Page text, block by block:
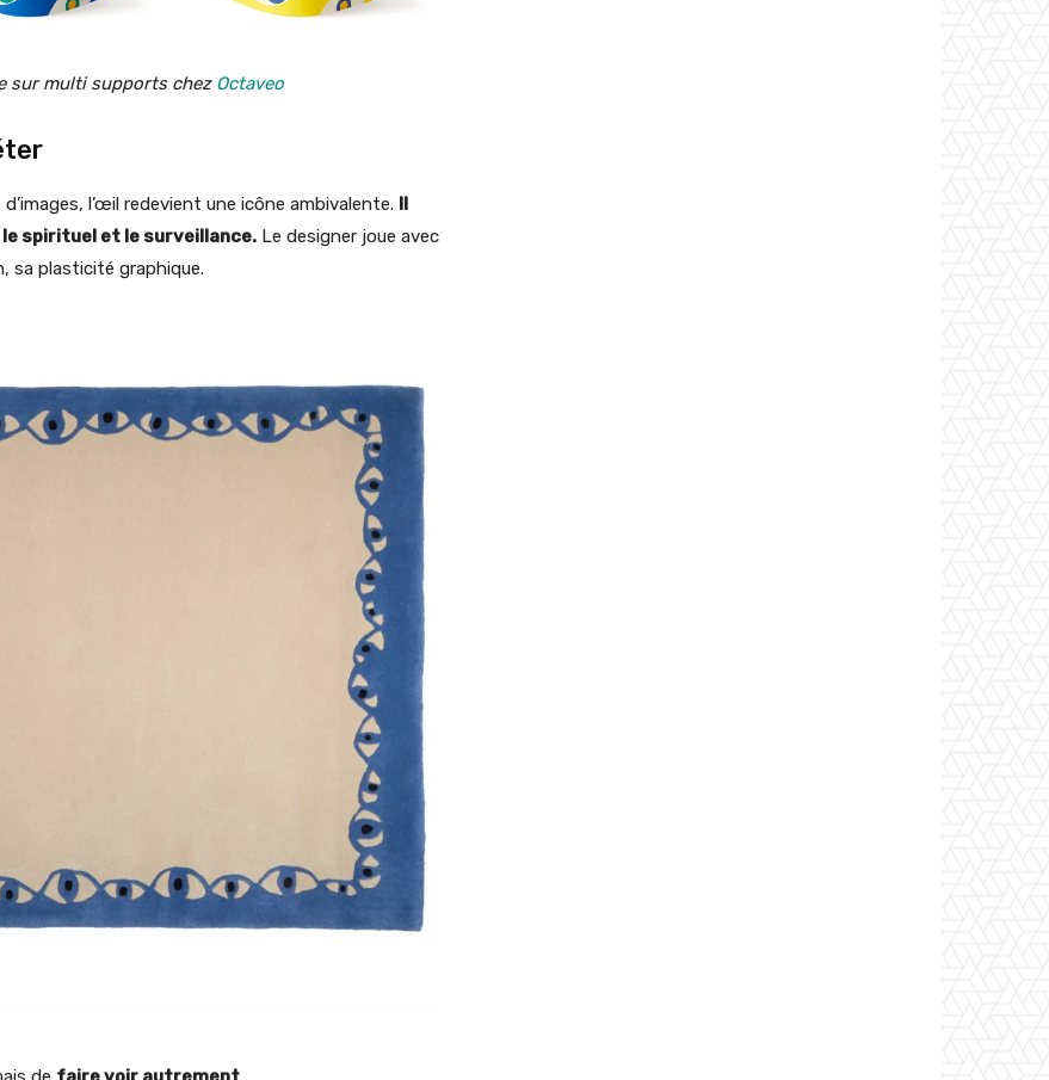
sur multi supports chez Octaveo
l’œil redevient une icône ambivalente. Il
spirituel et le surveillance. Le designer joue avec
sa plasticité graphique.